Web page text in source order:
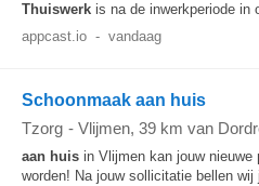
Thuiswerk is na de inwerkperiode in
appcast.io - vandaag
Schoonmaak aan huis
Tzorg - Vlijmen, 39 km van
aan huis in Vlijmen kan jouw nieuwe
worden! Na jouw sollicitatie bellen